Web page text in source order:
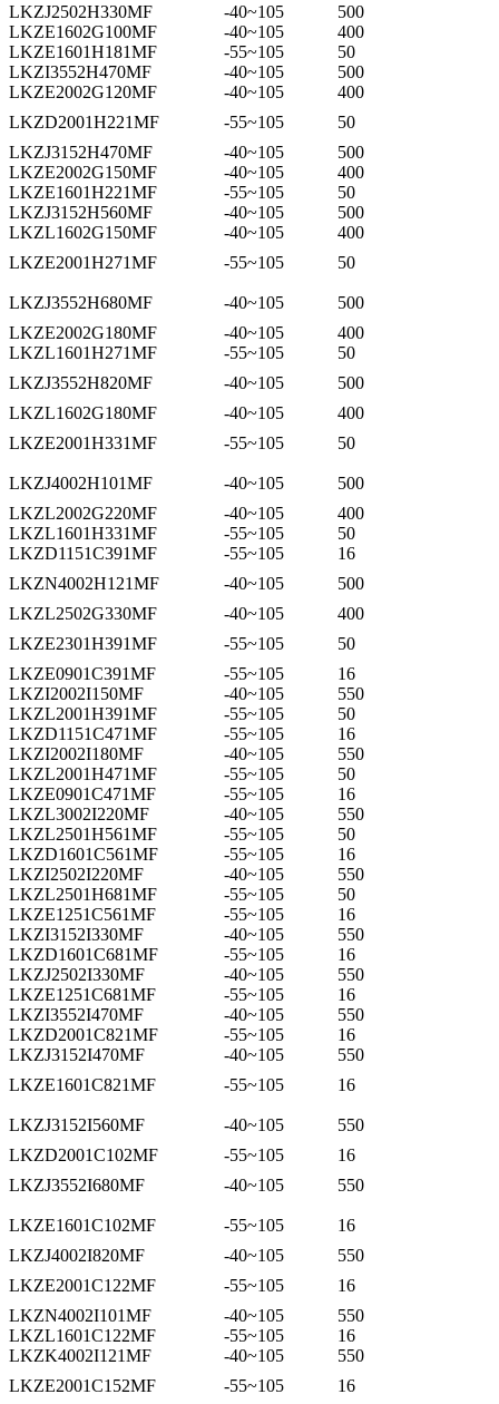
LKZJ2502H330MF -40~105
500
LKZE1602G100MF
-40~105
400
LKZE1601H181MF
-55~105
50
LKZI3552H470MF
-40~105
500
LKZE2002G120MF
-40~105
400
LKZD2001H221MF
-55~105
50
LKZJ3152H470MF
-40~105
500
LKZE2002G150MF
-40~105
400
LKZE1601H221MF
-55~105
50
LKZJ3152H560MF
-40~105
500
LKZL1602G150MF
-40~105
400
LKZE2001H271MF
-55~105 50
LKZJ3552H680MF -40~105
500
LKZE2002G180MF
-40~105
400
LKZL1601H271MF
-55~105
50
LKZJ3552H820MF
-40~105
500
LKZL1602G180MF
-40~105
400
LKZE2001H331MF
-55~105 50
LKZJ4002H101MF -40~105
500
LKZL2002G220MF
-40~105
400
LKZL1601H331MF
-55~105
50
LKZD1151C391MF
-55~105
16
LKZN4002H121MF
-40~105
500
LKZL2502G330MF
-40~105
400
LKZE2301H391MF
-55~105
50
LKZE0901C391MF
-55~105
16
LKZI2002I150MF
-40~105
550
LKZL2001H391MF
-55~105
50
LKZD1151C471MF
-55~105
16
LKZI2002I180MF
-40~105
550
LKZL2001H471MF
-55~105
50
LKZE0901C471MF
-55~105
16
LKZL3002I220MF
-40~105
550
LKZL2501H561MF
-55~105
50
LKZD1601C561MF
-55~105
16
LKZI2502I220MF
-40~105
550
LKZL2501H681MF
-55~105
50
LKZE1251C561MF
-55~105
16
LKZI3152I330MF
-40~105
550
LKZD1601C681MF
-55~105
16
LKZJ2502I330MF
-40~105
550
LKZE1251C681MF
-55~105
16
LKZI3552I470MF
-40~105
550
LKZD2001C821MF
-55~105
16
LKZJ3152I470MF
-40~105
550
LKZE1601C821MF
-55~105 16
LKZJ3152I560MF -40~105
550
LKZD2001C102MF
-55~105
16
LKZJ3552I680MF
-40~105 550
LKZE1601C102MF -55~105
16
LKZJ4002I820MF
-40~105
550
LKZE2001C122MF
-55~105
16
LKZN4002I101MF
-40~105
550
LKZL1601C122MF
-55~105
16
LKZK4002I121MF
-40~105
550
LKZE2001C152MF
-55~105
16